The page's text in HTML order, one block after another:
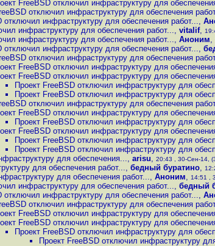
FreeBSD отключил инфраструктуру для
отключил инфраструктуру для обеспечения
отключил инфраструктуру для обеспечения работ...,
инфраструктуру для обеспечения работ..., vitalif,
инфраструктуру для обеспечения работ..., Аноним,
отключил инфраструктуру для обеспечения работ...,
отключил инфраструктуру для обеспечения
FreeBSD отключил инфраструктуру для
FreeBSD отключил инфраструктуру для
Проект FreeBSD отключил инфраструктуру для
Проект FreeBSD отключил инфраструктуру для
отключил инфраструктуру для обеспечения
FreeBSD отключил инфраструктуру для
Проект FreeBSD отключил инфраструктуру для
FreeBSD отключил инфраструктуру для
Проект FreeBSD отключил инфраструктуру для
Проект FreeBSD отключил инфраструктуру для
для обеспечения..., arisu, 20:43 , 30-Сен-14,
для обеспечения работ..., бедный буратино,
для обеспечения работ..., Аноним, 14:51 ,
инфраструктуру для обеспечения работ..., бедный
отключил инфраструктуру для обеспечения работ...,
отключил инфраструктуру для обеспечения
FreeBSD отключил инфраструктуру для
FreeBSD отключил инфраструктуру для
Проект FreeBSD отключил инфраструктуру для
Проект FreeBSD отключил инфраструктуру